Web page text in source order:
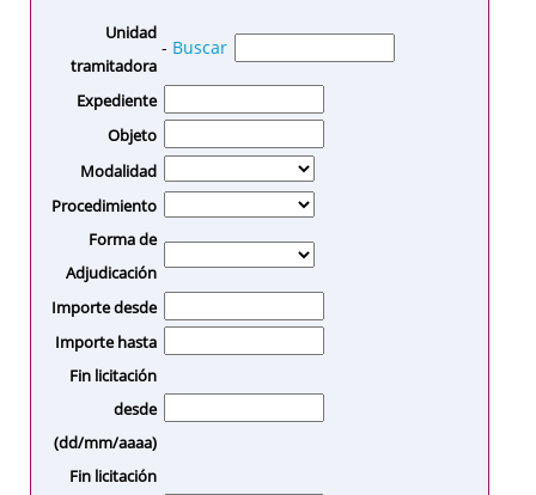
Unidad
tramitadora
- Buscar
Expediente
Objeto
Modalidad
Procedimiento
Forma de
Adjudicación
Importe desde
Importe hasta
Fin licitación
desde
(dd/mm/aaaa)
Fin licitación